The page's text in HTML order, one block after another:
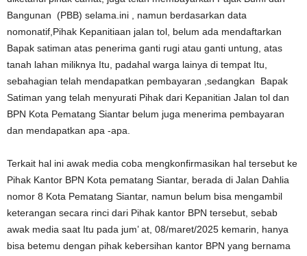
Bangunan (PBB) selama.ini , namun berdasarkan data
nomonatif,Pihak Kepanitiaan jalan tol, belum ada mendaftarkan
Bapak satiman atas penerima ganti rugi atau ganti untung, atas
tanah lahan miliknya Itu, padahal warga lainya di tempat Itu,
sebahagian telah mendapatkan pembayaran ,sedangkan Bapak
Satiman yang telah menyurati Pihak dari Kepanitian Jalan tol dan
BPN Kota Pematang Siantar belum juga menerima pembayaran
dan mendapatkan apa -apa.
Terkait hal ini awak media coba mengkonfirmasikan hal tersebut ke
Pihak Kantor BPN Kota pematang Siantar, berada di Jalan Dahlia
nomor 8 Kota Pematang Siantar, namun belum bisa mengambil
keterangan secara rinci dari Pihak kantor BPN tersebut, sebab
awak media saat Itu pada jum’ at, 08/maret/2025 kemarin, hanya
bisa betemu dengan pihak kebersihan kantor BPN yang bernama